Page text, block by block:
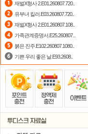
재벌X형사 2.E01.260807.720..
유부녀 킬러.E03.260807.720..
재벌X형사 2.E01.260807.108..
가족관계증명서.E25.260807...
붉은 진주.E102.260807.1080..
기쁜 우리 좋은 날.E93.2608..